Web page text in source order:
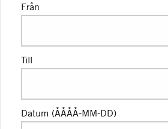
Från
Till
Datum (ÅÅÅÅ-MM-DD)